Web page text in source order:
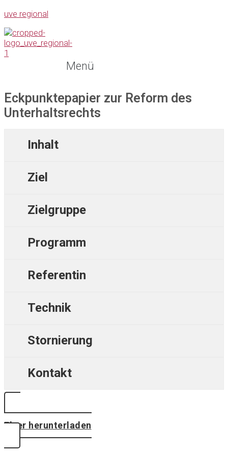
uve regional
Menü
Eckpunktepapier zur Reform des
Unterhaltsrechts
Inhalt
Ziel
Zielgruppe
Programm
Referentin
Technik
Stornierung
Kontakt
Flyer herunterladen